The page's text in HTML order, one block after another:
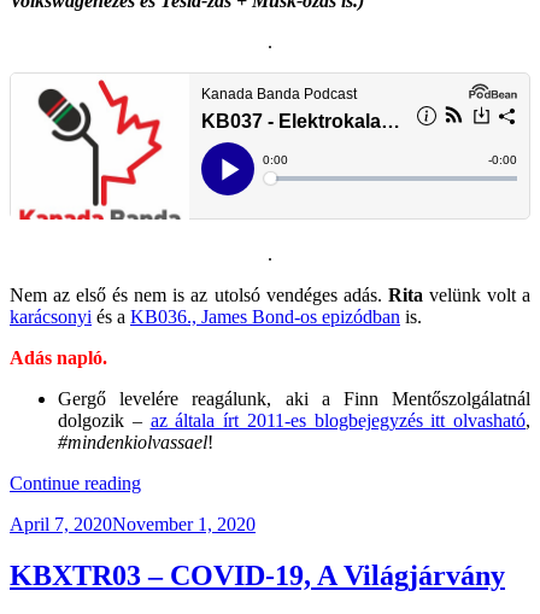
.
.
Nem az első és nem is az utolsó vendéges adás. Rita velünk volt a
karácsonyi és a KB036., James Bond-os epizódban is.
Adás napló.
Gergő levelére reagálunk, aki a Finn Mentőszolgálatnál
dolgozik – az általa írt 2011-es blogbejegyzés itt olvasható,
#mindenkiolvassael!
Continue reading“KB037
Elektrokalandorok”
Posted
April 7, 2020November 1, 2020
KBXTR03 – COVID-19, A Világjárvány